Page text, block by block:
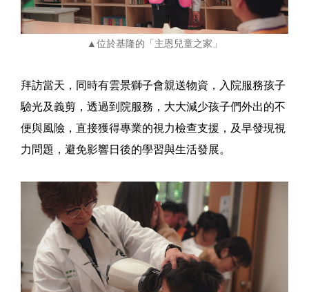
▲位於基隆的「主恩兒童之家」
拜訪當天，同時有雲景獅子會親送物資，入院服務孩子
驗光及義剪，透過到院服務，大大減少孩子們外出的不
便與風險，直接獲得專業的視力檢查支援，及早發現視
力問題，避免影響日後的學習與生活發展。